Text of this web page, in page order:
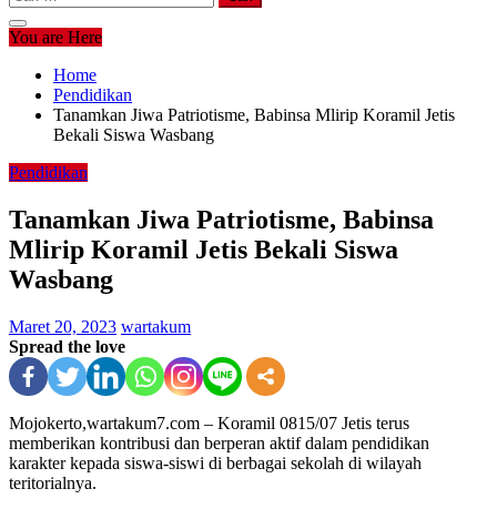
untuk:
You are Here
Home
Pendidikan
Tanamkan Jiwa Patriotisme, Babinsa Mlirip Koramil Jetis
Bekali Siswa Wasbang
Pendidikan
Tanamkan Jiwa Patriotisme, Babinsa
Mlirip Koramil Jetis Bekali Siswa
Wasbang
Maret 20, 2023 wartakum
Spread the love
Mojokerto,wartakum7.com – Koramil 0815/07 Jetis terus
memberikan kontribusi dan berperan aktif dalam pendidikan
karakter kepada siswa-siswi di berbagai sekolah di wilayah
teritorialnya.